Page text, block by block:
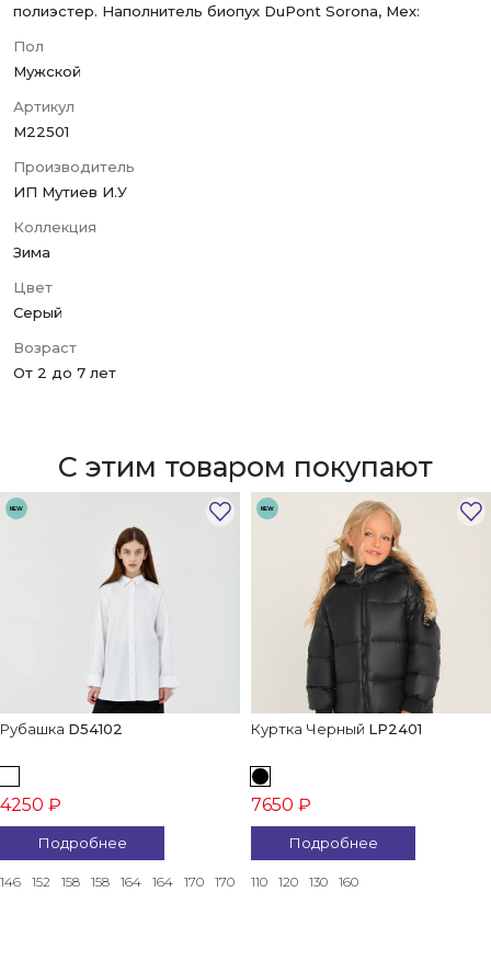
полиэстер. Наполнитель биопух DuPont Sorona, Мех:
Пол
Мужской
Артикул
M22501
Производитель
ИП Мутиев И.У
Коллекция
Зима
Цвет
Серый
Возраст
От 2 до 7 лет
С этим товаром покупают
NEW
Рубашка D54102
4250 ₽
Подробнее
146 152 158 158 164 164 170 170
NEW
Куртка Черный LP2401
7650 ₽
Подробнее
110 120 130 160